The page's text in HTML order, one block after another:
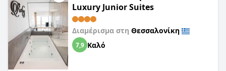
Luxury Junior Suites
Διαμέρισμα στη Θεσσαλονίκη
7,9 Καλό